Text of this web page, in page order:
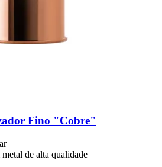
Fino "Cobre"
de alta qualidade